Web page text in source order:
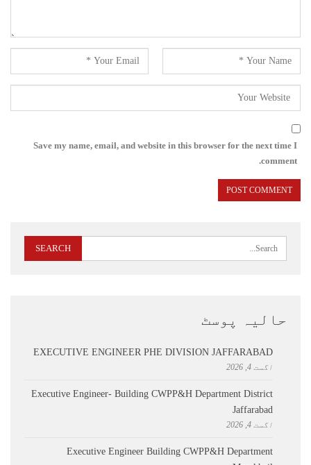
Save my name, email, and website in this browser for the next time I
comment.
حالیہ پوسٹ
EXECUTIVE ENGINEER PHE DIVISION JAFFARABAD
اگست 4, 2026
Executive Engineer- Building CWPP&H Department District
Jaffarabad
اگست 4, 2026
Executive Engineer Building CWPP&H Department